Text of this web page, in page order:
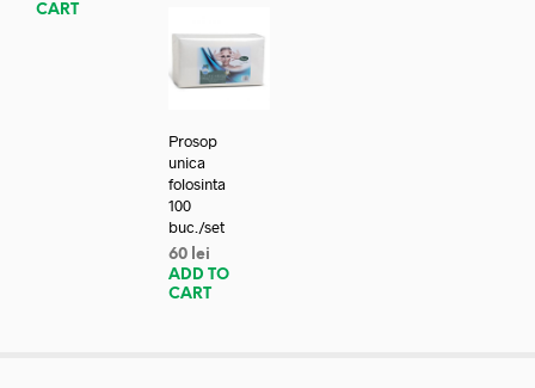
CART
Prosop
unica
folosinta
100
buc./set
60 lei
ADD TO
CART